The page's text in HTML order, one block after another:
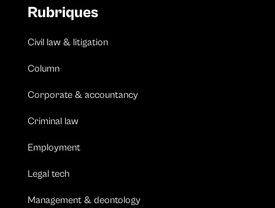
Rubriques
Civil law & litigation
Column
Corporate & accountancy
Criminal law
Employment
Legal tech
Management & deontology